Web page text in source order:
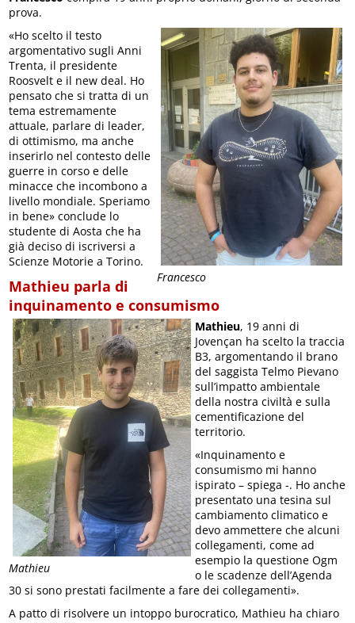
prova.
Francesco
«Ho scelto il testo
argomentativo sugli Anni
Trenta, il presidente
Roosvelt e il new deal. Ho
pensato che si tratta di un
tema estremamente
attuale, parlare di leader,
di ottimismo, ma anche
inserirlo nel contesto delle
guerre in corso e delle
minacce che incombono a
livello mondiale. Speriamo
in bene» conclude lo
studente di Aosta che ha
già deciso di iscriversi a
Scienze Motorie a Torino.
Mathieu parla di
inquinamento e consumismo
Mathieu
Mathieu, 19 anni di
Jovençan ha scelto la traccia
B3, argomentando il brano
del saggista Telmo Pievano
sull’impatto ambientale
della nostra civiltà e sulla
cementificazione del
territorio.
«Inquinamento e
consumismo mi hanno
ispirato – spiega -. Ho anche
presentato una tesina sul
cambiamento climatico e
devo ammettere che alcuni
collegamenti, come ad
esempio la questione Ogm
o le scadenze dell’Agenda
30 si sono prestati facilmente a fare dei collegamenti».
A patto di risolvere un intoppo burocratico, Mathieu ha chiaro